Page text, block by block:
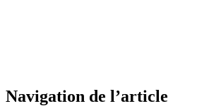
Navigation de l’article